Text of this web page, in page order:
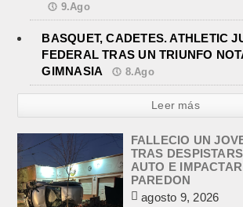
9.Ago
BASQUET, CADETES. ATHLETIC
FEDERAL TRAS UN TRIUNFO
GIMNASIA
8.Ago
Leer más
FALLECIO UN
TRAS
AUTO E
PAREDON
agosto 9, 2026